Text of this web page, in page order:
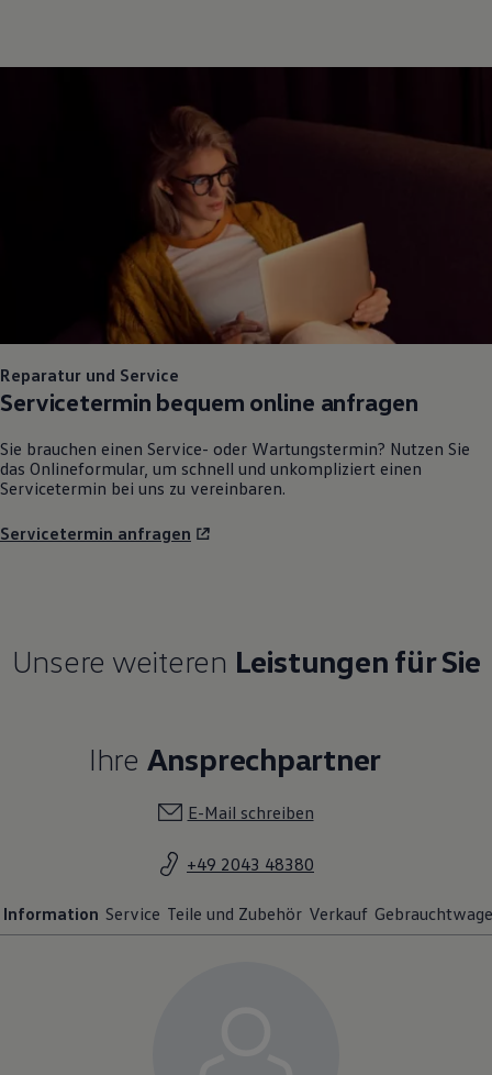
Reparatur und Service
Servicetermin bequem online anfragen
Sie brauchen einen Service- oder Wartungstermin? Nutzen Sie
das Onlineformular, um schnell und unkompliziert einen
Servicetermin bei uns zu vereinbaren.
Servicetermin anfragen
Unsere weiteren Leistungen für Sie
Ihre Ansprechpartner
E-Mail schreiben
+49 2043 48380
Information Service Teile und Zubehör Verkauf